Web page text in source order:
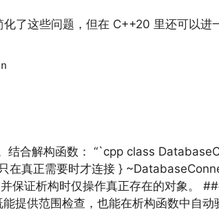
化了这些问题，但在 C++20 里还可以进
结合解构函数： “`cpp class
真正需要时才连接 }
保证析构时仅操作真正存在的对象。
提供范围检查，也能在析构函数中自